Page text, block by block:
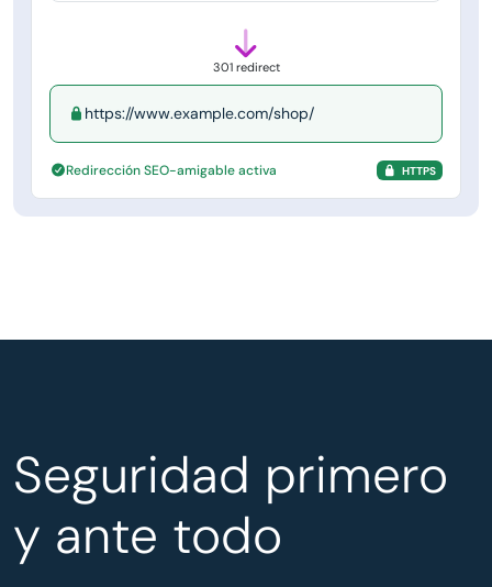
301 redirect
https://www.example.com/shop/
Redirección SEO-amigable activa HTTPS
Seguridad primero
y ante todo